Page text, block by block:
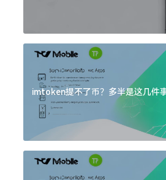
imtoken提不了币？多半是这几件